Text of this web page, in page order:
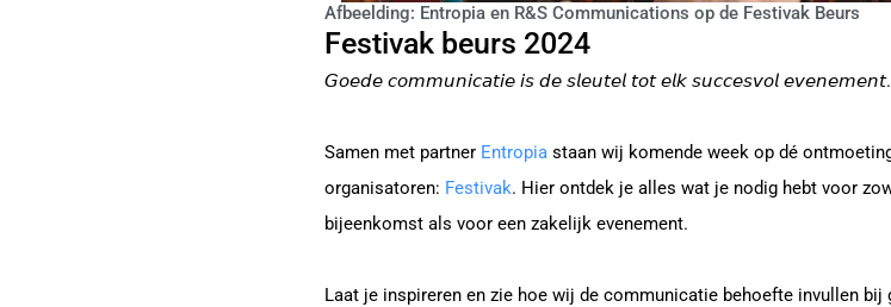
Afbeelding: Entropia en R&S Communications op de Festivak Beurs
Festivak beurs 2024
𝘎𝘰𝘦𝘥𝘦 𝘤𝘰𝘮𝘮𝘶𝘯𝘪𝘤𝘢𝘵𝘪𝘦 𝘪𝘴 𝘥𝘦 𝘴𝘭𝘦𝘶𝘵𝘦𝘭 𝘵𝘰𝘵 𝘦𝘭𝘬 𝘴𝘶𝘤𝘤𝘦𝘴𝘷𝘰𝘭
Samen met partner Entropia staan wij komende week op dé
organisatoren: Festivak. Hier ontdek je alles wat je nodig hebt voor
bijeenkomst als voor een zakelijk evenement.
Laat je inspireren en zie hoe wij de communicatie behoefte invullen bij